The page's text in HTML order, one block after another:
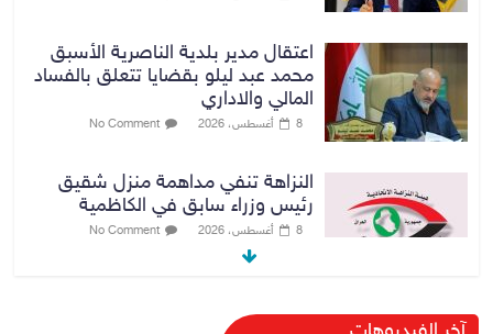
اعتقال مدير بلدية الناصرية الأسبق
محمد عبد ليلو بقضايا تتعلق بالفساد
المالي والاداري
8 أغسطس، 2026 No Comment
النزاهة تنفي مداهمة منزل شقيق
رئيس وزراء سابق في الكاظمية
8 أغسطس، 2026 No Comment
رئيس حكومة إقليم كردستان مسرور